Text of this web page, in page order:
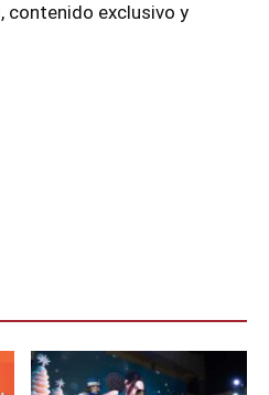
contenido exclusivo y